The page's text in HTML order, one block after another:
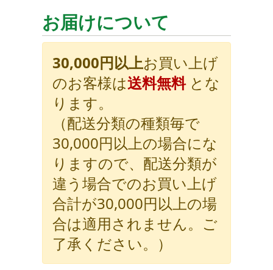
お届けについて
30,000円以上お買い上げ
のお客様は送料無料とな
ります。
（配送分類の種類毎で
30,000円以上の場合にな
りますので、配送分類が
違う場合でのお買い上げ
合計が30,000円以上の場
合は適用されません。ご
了承ください。）